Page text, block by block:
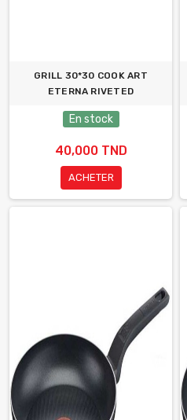
GRILL 30*30 COOK ART
ETERNA RIVETED
En stock
40,000 TND
ACHETER